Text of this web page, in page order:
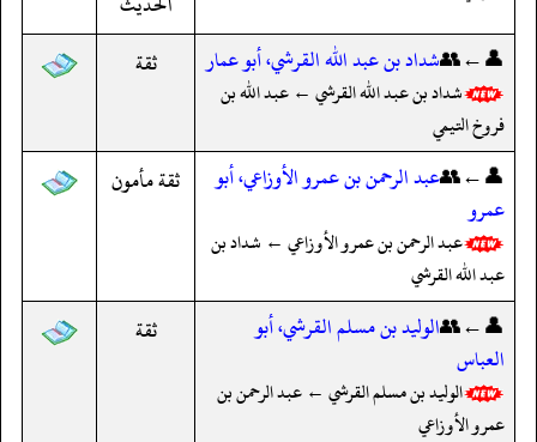
👤←👥شداد بن عبد الله القرشي، أبو عمار
شداد بن عبد الله القرشي ← عبد الله بن
فروخ التيمي
ثقة
👤←👥عبد الرحمن بن عمرو الأوزاعي، أبو
عمرو
عبد الرحمن بن عمرو الأوزاعي ← شداد بن
عبد الله القرشي
ثقة مأمون
👤←👥الوليد بن مسلم القرشي، أبو
العباس
الوليد بن مسلم القرشي ← عبد الرحمن بن
عمرو الأوزاعي
ثقة